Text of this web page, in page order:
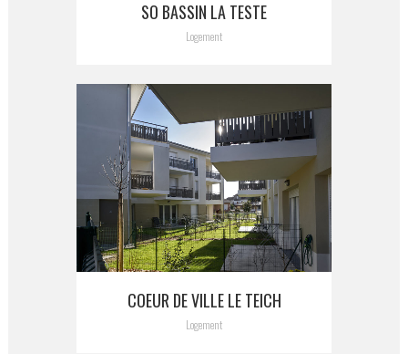
SO BASSIN LA TESTE
Logement
COEUR DE VILLE LE TEICH
Logement